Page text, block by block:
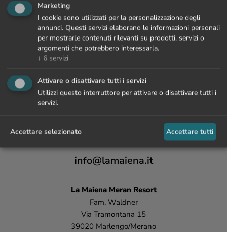
info@lamaiena.it
La MaienaMeran Resort
Fam. Waldner
Via Tramontana 15
39020 Marlengo/Merano
Marketing
I cookie sono utilizzati per la personalizzazione degli
annunci. Questi servizi elaborano le informazioni personali
per mostrarle contenuti rilevanti su prodotti, servizi o
argomenti che potrebbero interessarla.
↓ 6 servizi
Attivare o disattivare tutti i servizi
Utilizzi questo interruttore per attivare o disattivare tutti i
servizi.
Accettare selezionato Accettare tutti